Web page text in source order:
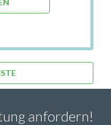
anfordern!